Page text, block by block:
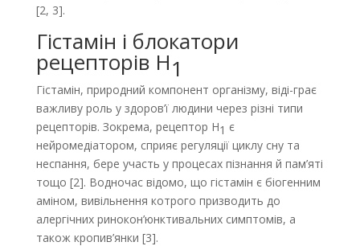
[2, 3].
Гістамін і блокатори
рецепторів Н1
Гістамін, природний компонент організму, віді­-грає
важливу роль у здоров’ї людини через різні типи
рецепторів. Зокрема, рецептор H1 є
нейромедіатором, сприяє регуляції циклу сну та
неспання, бере участь у процесах пізнання й пам’яті
тощо [2]. Водночас відомо, що гістамін є біогенним
аміном, вивільнення котрого призводить до
алергічних ринокон’юнктивальних симптомів, а
також кропив’янки [3].